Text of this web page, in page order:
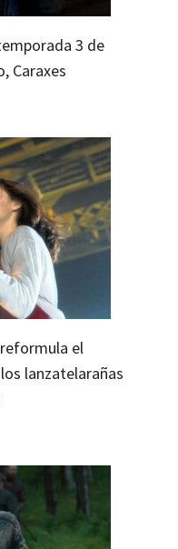
3 de
Caraxes
el
lanzatelarañas